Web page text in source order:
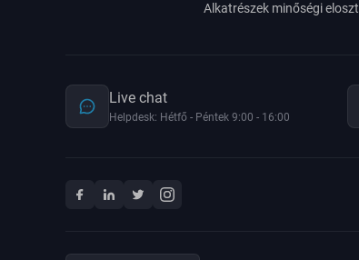
Alkatrészek minőségi
Live chat
Helpdesk: Hétfő - Péntek 9:00 - 16:00